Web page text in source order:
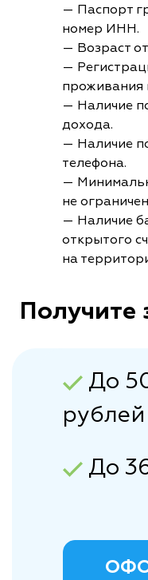
— Паспорт
номер ИНН.
— Возраст
—
проживания
— Наличие
дохода.
— Наличие
телефона.
—
не
— Наличие
открытого
на
Получите
До
рублей
До